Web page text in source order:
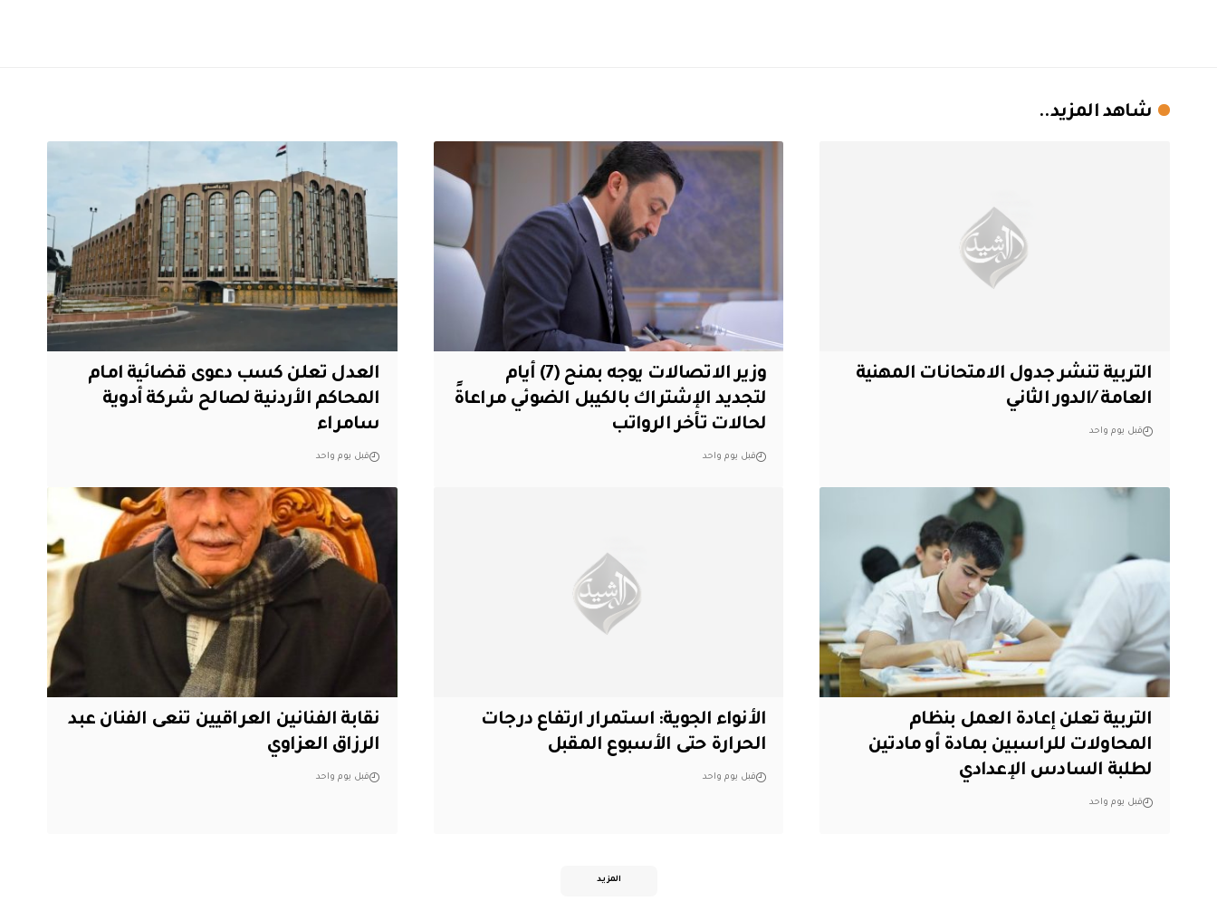
شاهد المزيد..
التربية تنشر جدول الامتحانات المهنية
العامة /الدور الثاني
قبل يوم واحد
وزير الاتصالات يوجه بمنح (7) أيام
لتجديد الإشتراك بالكيبل الضوئي مراعاةً
لحالات تأخر الرواتب
قبل يوم واحد
العدل تعلن كسب دعوى قضائية امام
المحاكم الأردنية لصالح شركة أدوية
سامراء
قبل يوم واحد
التربية تعلن إعادة العمل بنظام
المحاولات للراسبين بمادة أو مادتين
لطلبة السادس الإعدادي
قبل يوم واحد
الأنواء الجوية: استمرار ارتفاع درجات
الحرارة حتى الأسبوع المقبل
قبل يوم واحد
نقابة الفنانين العراقيين تنعى الفنان عبد
الرزاق العزاوي
قبل يوم واحد
المزيد